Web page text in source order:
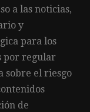
a las noticias,
y
para los
por regular
sobre el riesgo
de